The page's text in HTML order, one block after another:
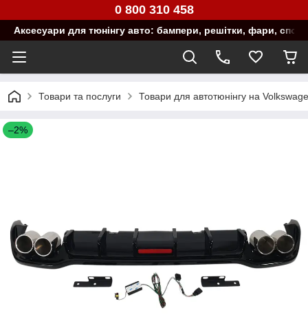
0 800 310 458
Аксесуари для тюнінгу авто: бампери, решітки, фари,
Товари та послуги Товари для автотюнінгу на
–2%